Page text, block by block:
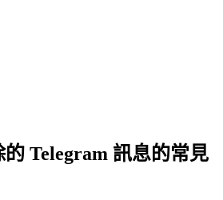
Telegram 訊息的常見